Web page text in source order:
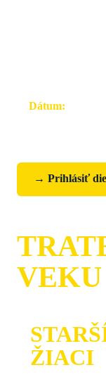
Dátum:
→ Prihlásiť
VEKU
ŽIACI